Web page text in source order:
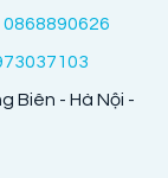
0868890626
Biên - Hà Nội -